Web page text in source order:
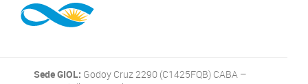
Sede GIOL: Godoy Cruz 2290 (C1425FQB) CABA –